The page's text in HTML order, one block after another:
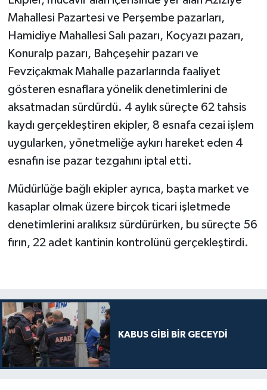
Mahallesi Pazartesi ve Perşembe pazarları,
Hamidiye Mahallesi Salı pazarı, Koçyazı pazarı,
Konuralp pazarı, Bahçeşehir pazarı ve
Fevziçakmak Mahalle pazarlarında faaliyet
gösteren esnaflara yönelik denetimlerini de
aksatmadan sürdürdü. 4 aylık süreçte 62 tahsis
kaydı gerçekleştiren ekipler, 8 esnafa cezai işlem
uygularken, yönetmeliğe aykırı hareket eden 4
esnafın ise pazar tezgahını iptal etti.
Müdürlüğe bağlı ekipler ayrıca, başta market ve
kasaplar olmak üzere birçok ticari işletmede
denetimlerini aralıksız sürdürürken, bu süreçte 56
fırın, 22 adet kantinin kontrolünü gerçekleştirdi.
KABUS GİBİ BİR GECEYDİ